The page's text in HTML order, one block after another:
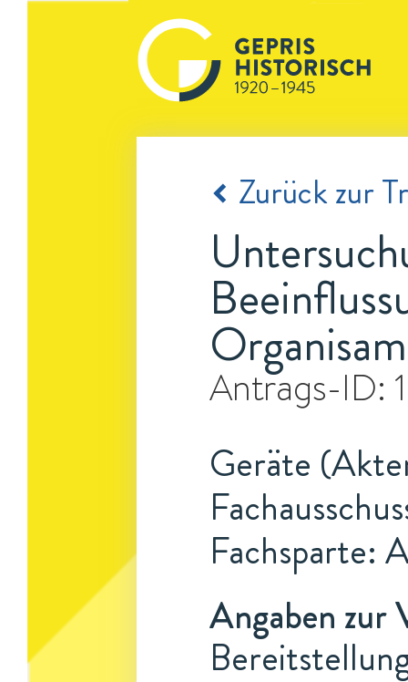
Zurück zur
Antrags-ID:
Geräte
Fachsparte:
Angaben zur